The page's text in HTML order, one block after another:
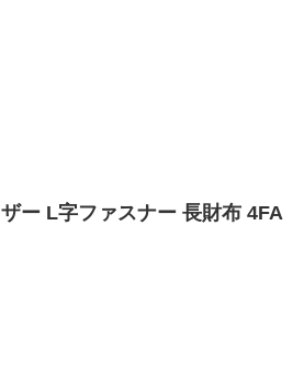
ー L字ファスナー 長財布 4FA